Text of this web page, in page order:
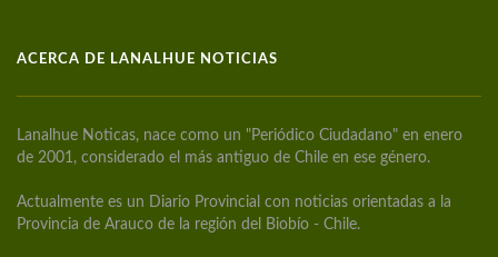
ACERCA DE LANALHUE NOTICIAS
Lanalhue Noticas, nace como un "Periódico Ciudadano" en enero
de 2001, considerado el más antiguo de Chile en ese género.
Actualmente es un Diario Provincial con noticias orientadas a la
Provincia de Arauco de la región del Biobío - Chile.